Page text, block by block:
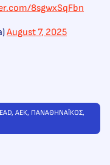
8sgwxSqFbn
August 7, 2025
, ΑΕΚ, ΠΑΝΑΘΗΝΑΪΚΟΣ